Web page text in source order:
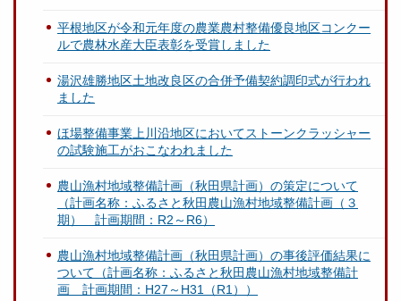
平根地区が令和元年度の農業農村整備優良地区コンクー
ルで農林水産大臣表彰を受賞しました
湯沢雄勝地区土地改良区の合併予備契約調印式が行われ
ました
ほ場整備事業上川沿地区においてストーンクラッシャー
の試験施工がおこなわれました
農山漁村地域整備計画（秋田県計画）の策定について
（計画名称：ふるさと秋田農山漁村地域整備計画（３
期） 計画期間：R2～R6）
農山漁村地域整備計画（秋田県計画）の事後評価結果に
ついて（計画名称：ふるさと秋田農山漁村地域整備計
画 計画期間：H27～H31（R1））